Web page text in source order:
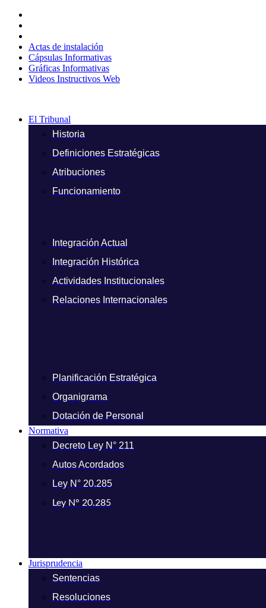
contenido
Actas de instalación
Cápsulas Informativas
Gráficas Informativas
Videos Instructivos Web
El Tribunal
Historia
Definiciones Estratégicas
Atribuciones
Funcionamiento
Integración Actual
Integración Histórica
Actividades Institucionales
Relaciones Internacionales
Planificación Estratégica
Organigrama
Dotación de Personal
Normativa
Decreto Ley N° 211
Autos Acordados
Ley N° 20.285
Ley N° 20.285
Jurisprudencia
Sentencias
Resoluciones